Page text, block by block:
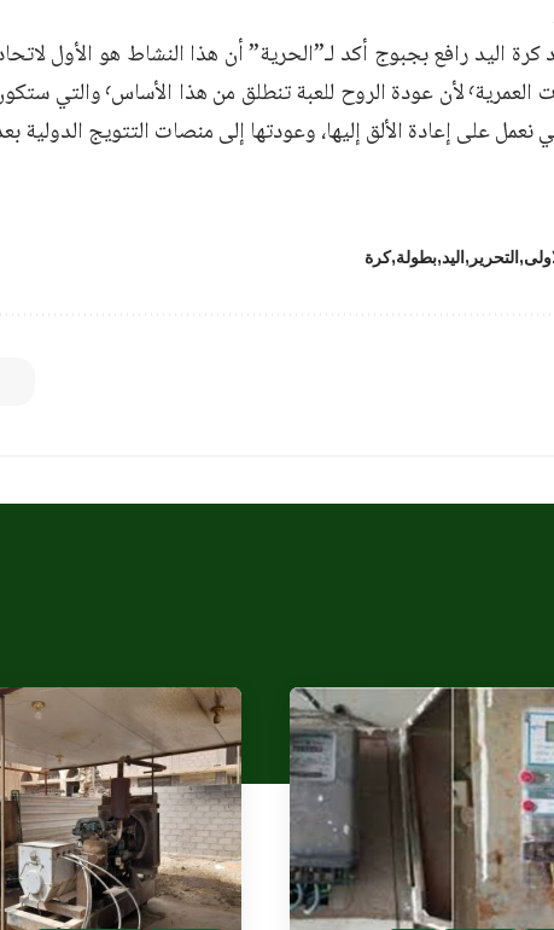
اليد رافع بجبوج أكد لـ”الحرية” أن هذا النشاط هو الأول
واسعاً للفئات العمرية٬ لأن
نعمل على إعادة الألق إليها، وعودتها إلى منصات التتويج
التحرير اليد بطولة كرة